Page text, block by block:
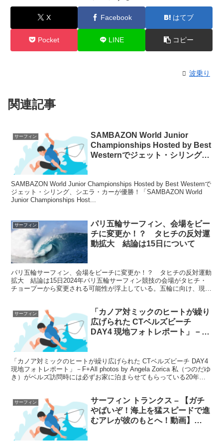
X Facebook はてブ
Pocket LINE コピー
波乗り
関連記事
サーフィン
SAMBAZON World Junior
Championships Hosted by Best
Westernでジェット・シリング、
SAMBAZON World Junior Championships Hosted by Best Westernで
ジェット・シリング、シエラ・カーが優勝！「SAMBAZON World
Junior Championships Host...
サーフィン
パリ五輪サーフィン、会場をビー
チに変更か！？ タヒチの反対運
動拡大 結論は15日について
パリ五輪サーフィン、会場をビーチに変更か！？ タヒチの反対運動
拡大 結論は15日2024年パリ五輪サーフィン競技の会場がタヒチ・
チョープーから変更される可能性が浮上している。五輪に向け、現地
サーフィン
「カノア対ミックのヒートが繰り
広げられた CTベルズビーチ
DAY4 現地フォトレポート」－
「カノア対ミックのヒートが繰り広げられた CTベルズビーチ DAY4
現地フォトレポート」－F+All photos by Angela Zorica 私（つのだゆ
き）がベルズ訪問時には必ずお家に泊まらせてもらっている20年来
サーフィン
サーフィン トランクス – 【ガチ
やばいぞ！海上を猛スピードで進
むアレが彼のもとへ！動画】